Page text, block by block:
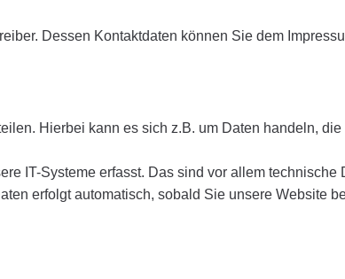
Dessen Kontaktdaten können Sie dem
Hierbei kann es sich z.B. um Daten handeln,
IT-Systeme erfasst. Das sind vor allem technische
erfolgt automatisch, sobald Sie unsere Website